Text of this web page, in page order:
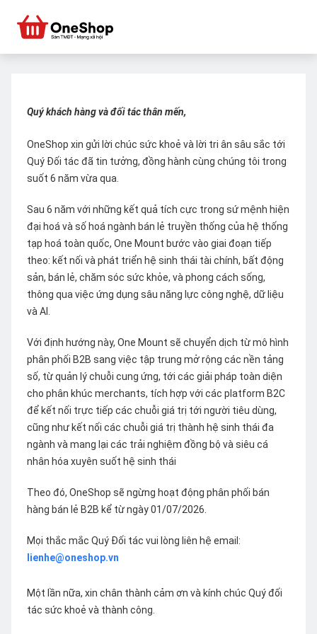
Quý khách hàng và đối tác thân mến,
OneShop xin gửi lời chúc sức khoẻ và lời tri ân sâu sắc tới
Quý Đối tác đã tin tưởng, đồng hành cùng chúng tôi trong
suốt 6 năm vừa qua.
Sau 6 năm với những kết quả tích cực trong sứ mệnh hiện
đại hoá và số hoá ngành bán lẻ truyền thống của hệ thống
tạp hoá toàn quốc, One Mount bước vào giai đoạn tiếp
theo: kết nối và phát triển hệ sinh thái tài chính, bất động
sản, bán lẻ, chăm sóc sức khỏe, và phong cách sống,
thông qua việc ứng dụng sâu năng lực công nghệ, dữ liệu
và AI.
Với định hướng này, One Mount sẽ chuyển dịch từ mô hình
phân phối B2B sang việc tập trung mở rộng các nền tảng
số, từ quản lý chuỗi cung ứng, tới các giải pháp toàn diện
cho phân khúc merchants, tích hợp với các platform B2C
để kết nối trực tiếp các chuỗi giá trị tới người tiêu dùng,
cũng như kết nối các chuỗi giá trị thành hệ sinh thái đa
ngành và mang lại các trải nghiệm đồng bộ và siêu cá
nhân hóa xuyên suốt hệ sinh thái
Theo đó, OneShop sẽ ngừng hoạt động phân phối bán
hàng bán lẻ B2B kể từ ngày 01/07/2026.
Mọi thắc mắc Quý Đối tác vui lòng liên hệ email:
lienhe@oneshop.vn
Một lần nữa, xin chân thành cảm ơn và kính chúc Quý đối
tác sức khoẻ và thành công.